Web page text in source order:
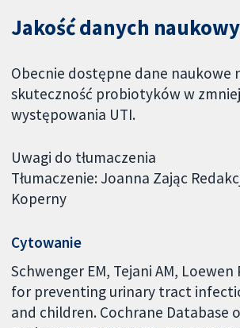
Jakość danych
Obecnie dostępne dane naukowe
skuteczność probiotyków w
występowania UTI.
Uwagi do tłumaczenia
Tłumaczenie: Joanna Zając
Koperny
Cytowanie
Schwenger EM, Tejani AM, Loewen
for preventing urinary tract
and children. Cochrane Database